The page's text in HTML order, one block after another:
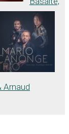
Arnaud